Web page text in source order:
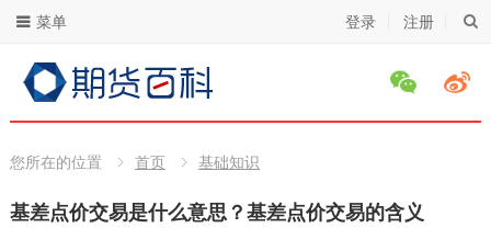
登录 注册
菜单
您所在的位置 首页 基础知识
基差点价交易是什么意思？基差点价交易的含义